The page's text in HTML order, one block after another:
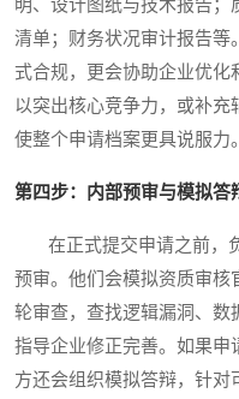
明、设计图纸与技术报告；
清单；财务状况审计报告等
式合规，更会协助企业优化
以突出核心竞争力，或补充
使整个申请档案更具说服力。
第四步：内部预审与模拟答
在正式提交申请之前，
预审。他们会模拟资质审核
轮审查，查找逻辑漏洞、数
指导企业修正完善。如果申
方还会组织模拟答辩，针对